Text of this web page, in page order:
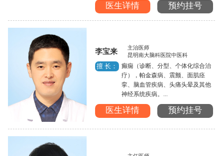
医生详情 预约挂号
李宝来
主治医师
昆明南大脑科医院中医科
擅 长：
癫痫（诊断、分型、个体化综合治
疗），帕金森病、震颤、面肌痉
挛、脑血管疾病、头痛头晕及其他
神经系统疾病。...
医生详情 预约挂号